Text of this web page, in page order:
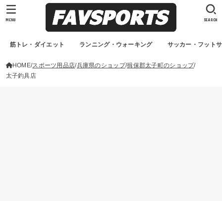
筋トレ・ダイエット ランニング・ウォーキング サッカー・フット
SEARCH
MENU
HOME スポーツ用品店 兵庫県のショップ 揖保郡太子町のショップ
太子釣具店